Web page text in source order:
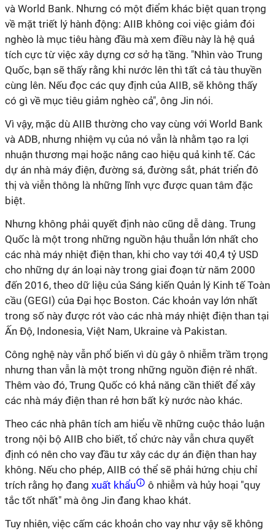
và World Bank. Nhưng có một điểm khác biệt quan trọng
về mặt triết lý hành động: AIIB không coi việc giảm đói
nghèo là mục tiêu hàng đầu mà xem điều này là hệ quả
tích cực từ việc xây dựng cơ sở hạ tầng. "Nhìn vào Trung
Quốc, bạn sẽ thấy rằng khi nước lên thì tất cả tàu thuyền
cùng lên. Nếu đọc các quy định của AIIB, sẽ không thấy
có gì về mục tiêu giảm nghèo cả", ông Jin nói.
Vì vậy, mặc dù AIIB thường cho vay cùng với World Bank
và ADB, nhưng nhiệm vụ của nó vẫn là nhằm tạo ra lợi
nhuận thương mại hoặc nâng cao hiệu quả kinh tế. Các
dự án nhà máy điện, đường sá, đường sắt, phát triển đô
thị và viễn thông là những lĩnh vực được quan tâm đặc
biệt.
Nhưng không phải quyết định nào cũng dễ dàng. Trung
Quốc là một trong những nguồn hậu thuẫn lớn nhất cho
các nhà máy nhiệt điện than, khi cho vay tới 40,4 tỷ USD
cho những dự án loại này trong giai đoạn từ năm 2000
đến 2016, theo dữ liệu của Sáng kiến Quản lý Kinh tế Toàn
cầu (GEGI) của Đại học Boston. Các khoản vay lớn nhất
trong số này được rót vào các nhà máy nhiệt điện than tại
Ấn Độ, Indonesia, Việt Nam, Ukraine và Pakistan.
Công nghệ này vẫn phổ biến vì dù gây ô nhiễm trầm trọng
nhưng than vẫn là một trong những nguồn điện rẻ nhất.
Thêm vào đó, Trung Quốc có khả năng cần thiết để xây
các nhà máy điện than rẻ hơn bất kỳ nước nào khác.
Theo các nhà phân tích am hiểu về những cuộc thảo luận
trong nội bộ AIIB cho biết, tổ chức này vẫn chưa quyết
định có nên cho vay đầu tư xây các dự án điện than hay
không. Nếu cho phép, AIIB có thể sẽ phải hứng chịu chỉ
trích rằng họ đang xuất khẩu
ô nhiễm và hủy hoại "quy
tắc tốt nhất" mà ông Jin đang khao khát.
Tuy nhiên, việc cấm các khoản cho vay như vậy sẽ không